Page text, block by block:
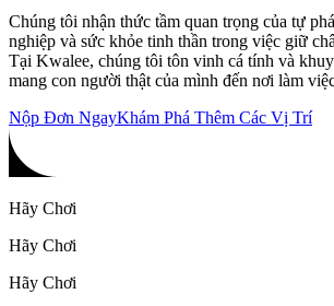
Chúng tôi nhận thức tầm quan trọng của tự
nghiệp và sức khỏe tinh thần trong việc giữ
Tại Kwalee, chúng tôi tôn vinh cá tính và
mang con người thật của mình đến nơi làm
Nộp Đơn NgayKhám Phá Thêm Các Vị Trí
Hãy Chơi
Hãy Chơi
Hãy Chơi